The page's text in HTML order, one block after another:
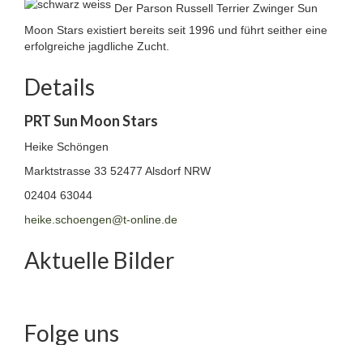
Der Parson Russell Terrier Zwinger Sun
Moon Stars existiert bereits seit 1996 und führt seither eine
erfolgreiche jagdliche Zucht.
Details
PRT Sun Moon Stars
Heike Schöngen
Marktstrasse 33 52477 Alsdorf NRW
02404 63044
heike.schoengen@t-online.de
Aktuelle Bilder
Folge uns